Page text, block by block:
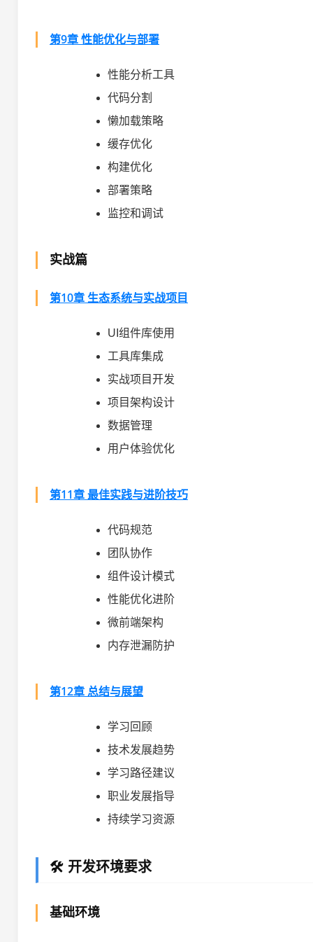
第9章 性能优化与部署
性能分析工具
代码分割
懒加载策略
缓存优化
构建优化
部署策略
监控和调试
实战篇
第10章 生态系统与实战项目
UI组件库使用
工具库集成
实战项目开发
项目架构设计
数据管理
用户体验优化
第11章 最佳实践与进阶技巧
代码规范
团队协作
组件设计模式
性能优化进阶
微前端架构
内存泄漏防护
第12章 总结与展望
学习回顾
技术发展趋势
学习路径建议
职业发展指导
持续学习资源
🛠️ 开发环境要求
基础环境